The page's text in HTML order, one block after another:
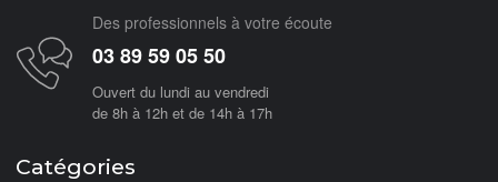
Des professionnels à votre écoute
03 89 59 05 50
Ouvert du lundi au vendredi
de 8h à 12h et de 14h à 17h
Catégories